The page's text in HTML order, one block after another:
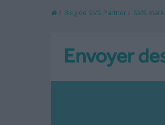
/ Blog de SMS Partner / SMS
Envoyer